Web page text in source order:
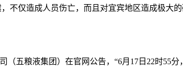
不仅造成人员伤亡，而且对宜宾地区造成极大
（五粮液集团）在官网公告，“6月17日22时55